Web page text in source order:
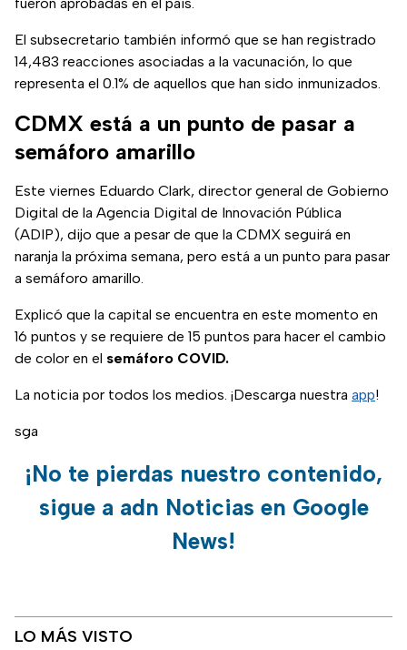
El subsecretario también informó que se han registrado
14,483 reacciones asociadas a la vacunación, lo que
representa el 0.1% de aquellos que han sido inmunizados.
CDMX está a un punto de pasar a
semáforo amarillo
Este viernes Eduardo Clark, director general de Gobierno
Digital de la Agencia Digital de Innovación Pública
(ADIP), dijo que a pesar de que la CDMX seguirá en
naranja la próxima semana, pero está a un punto para pasar
a semáforo amarillo.
Explicó que la capital se encuentra en este momento en
16 puntos y se requiere de 15 puntos para hacer el cambio
de color en el semáforo COVID.
La noticia por todos los medios. ¡Descarga nuestra app!
sga
¡No te pierdas nuestro contenido,
sigue a adn Noticias en Google
News!
LO MÁS VISTO